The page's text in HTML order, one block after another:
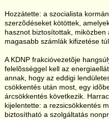
Hozzátette: a szocialista
szerzõdéseket kötöttek,
hasznot biztosítottak,
magasabb számlák kifizetése
A KDNP frakcióvezetõje
felelõsséggel kell az
annak, hogy az eddigi
csökkentés után most, egy
árcsökkentés következik.
kijelentette: a rezsicsökkentés
biztosítható a szolgáltatás